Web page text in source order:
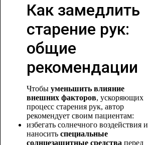
Как замедлить
старение рук:
общие
рекомендации
Чтобы уменьшить влияние
внешних факторов, ускоряющих
процесс старения рук, автор
рекомендует своим пациентам:
избегать солнечного воздействия и
наносить специальные
солнцезащитные средства перед